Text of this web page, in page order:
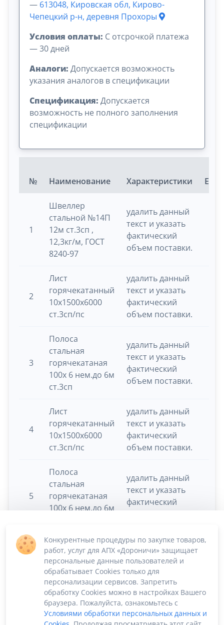
— 613048, Кировская обл, Кирово-
Чепецкий р-н, деревня Прохоры
Условия оплаты: C отсрочкой платежа
— 30 дней
Аналоги: Допускается возможность
указания аналогов в спецификации
Спецификация: Допускается
возможность не полного заполнения
спецификации
№ Наименование Характеристики
1
Швеллер
стальной №14П
12м ст.3сп ,
12,3кг/м, ГОСТ
8240-97
удалить данный
текст и указать
фактический
объем поставки.
2
Лист
горячекатанный
10х1500х6000
ст.3сп/пс
удалить данный
текст и указать
фактический
объем поставки.
3
Полоса
стальная
горячекатаная
100х 6 нем.до 6м
ст.3сп
удалить данный
текст и указать
фактический
объем поставки.
4
Лист
горячекатанный
10х1500х6000
ст.3сп/пс
удалить данный
текст и указать
фактический
объем поставки.
5
Полоса
стальная
горячекатаная
100х 6 нем.до 6м
удалить данный
текст и указать
фактический
Лист
горячекатанный
3х1250х2500
ст.3сп.
удалить данный
текст и указать
фактический
объем поставки.
Конкурентные процедуры по закупке товаров,
работ, услуг для АПХ «Дороничи» защищает
персональные данные пользователей и
обрабатывает Cookies только для
персонализации сервисов. Запретить
обработку Cookies можно в настройках Вашего
браузера. Пожалуйста, ознакомьтесь с
Условиями обработки персональных данных и